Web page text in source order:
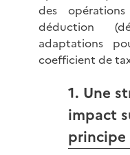
des
déduction
adaptations
coefficient de
1. Une
impact
principe